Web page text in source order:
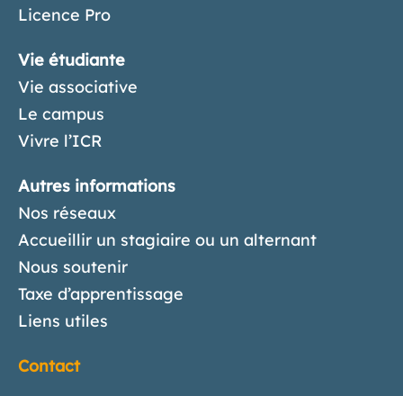
Licence Pro
Vie étudiante
Vie associative
Le campus
Vivre l’ICR
Autres informations
Nos réseaux
Accueillir un stagiaire ou un alternant
Nous soutenir
Taxe d’apprentissage
Liens utiles
Contact